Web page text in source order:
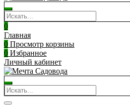
0
Главная
0 Просмотр корзины
0 Избранное
Личный кабинет